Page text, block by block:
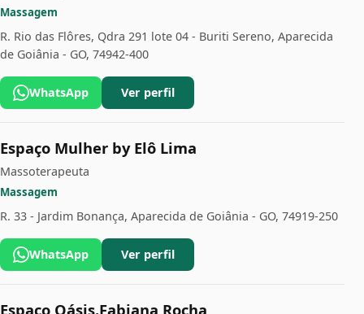
Massagem
R. Rio das Flôres, Qdra 291 lote 04 - Buriti Sereno, Aparecida
de Goiânia - GO, 74942-400
WhatsApp Ver perfil
Espaço Mulher by Elô Lima
Massoterapeuta
Massagem
R. 33 - Jardim Bonança, Aparecida de Goiânia - GO, 74919-250
WhatsApp Ver perfil
Espaço Oásis.Fabiana Rocha